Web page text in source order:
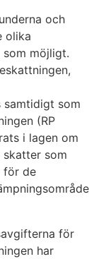
och
olika
som möjligt.
samtidigt som
(RP
i lagen om
som
för de
för
har